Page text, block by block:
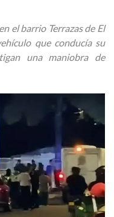
el barrio Terrazas de El
que conducía su
una maniobra de